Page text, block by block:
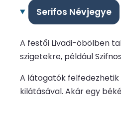
Serifos Névjegye
A festői Livadi-öbölben
szigetekre, például
A látogatók
kilátásával. Akár egy